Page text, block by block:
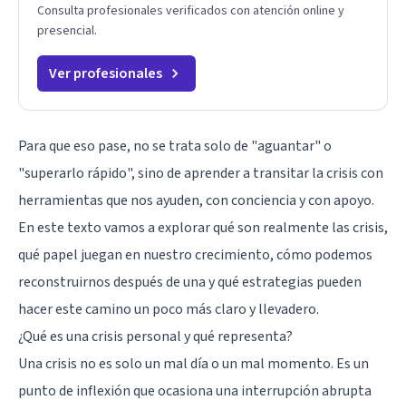
Consulta profesionales verificados con atención online y
presencial.
Ver profesionales
Para que eso pase, no se trata solo de "aguantar" o
"superarlo rápido", sino de aprender a transitar la crisis con
herramientas que nos ayuden, con conciencia y con apoyo.
En este texto vamos a explorar qué son realmente las crisis,
qué papel juegan en nuestro crecimiento, cómo podemos
reconstruirnos después de una y qué estrategias pueden
hacer este camino un poco más claro y llevadero.
¿Qué es una crisis personal y qué representa?
Una crisis no es solo un mal día o un mal momento. Es un
punto de inflexión que ocasiona una interrupción abrupta